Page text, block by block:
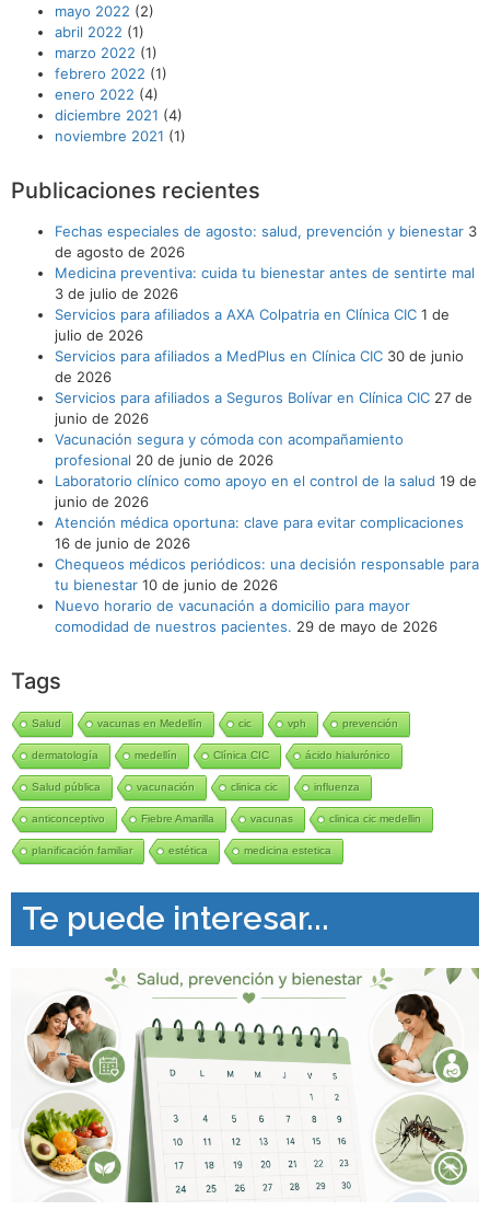
mayo 2022 (2)
abril 2022 (1)
marzo 2022 (1)
febrero 2022 (1)
enero 2022 (4)
diciembre 2021 (4)
noviembre 2021 (1)
Publicaciones recientes
Fechas especiales de agosto: salud, prevención y bienestar 3
de agosto de 2026
Medicina preventiva: cuida tu bienestar antes de sentirte mal
3 de julio de 2026
Servicios para afiliados a AXA Colpatria en Clínica CIC 1 de
julio de 2026
Servicios para afiliados a MedPlus en Clínica CIC 30 de junio
de 2026
Servicios para afiliados a Seguros Bolívar en Clínica CIC 27 de
junio de 2026
Vacunación segura y cómoda con acompañamiento
profesional 20 de junio de 2026
Laboratorio clínico como apoyo en el control de la salud 19 de
junio de 2026
Atención médica oportuna: clave para evitar complicaciones
16 de junio de 2026
Chequeos médicos periódicos: una decisión responsable para
tu bienestar 10 de junio de 2026
Nuevo horario de vacunación a domicilio para mayor
comodidad de nuestros pacientes. 29 de mayo de 2026
Tags
Salud vacunas en Medellín cic vph prevención
dermatología medellín Clínica CIC ácido hialurónico
Salud pública vacunación clinica cic influenza
anticonceptivo Fiebre Amarilla vacunas clinica cic medellin
planificación familiar estética medicina estetica
Te puede interesar...